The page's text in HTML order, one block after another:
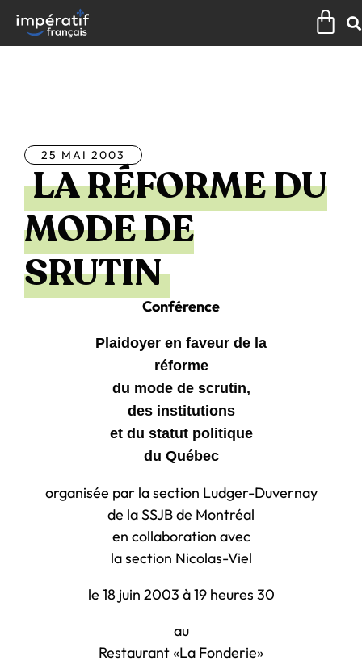
contenu
25 MAI 2003
LA RÉFORME DU
MODE DE
SRUTIN
Conférence
Plaidoyer en faveur de la
réforme
du mode de scrutin,
des institutions
et du statut politique
du Québec
organisée par la section Ludger-Duvernay
de la SSJB de Montréal
en collaboration avec
la section Nicolas-Viel
le 18 juin 2003 à 19 heures 30
au
Restaurant «La Fonderie»